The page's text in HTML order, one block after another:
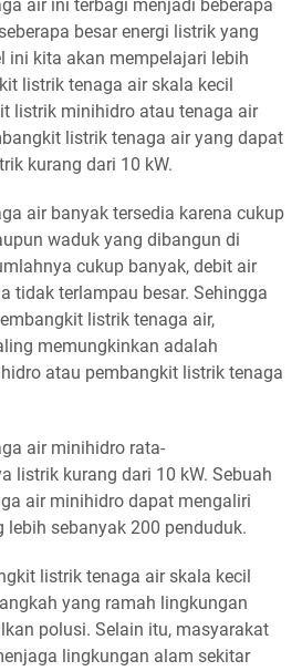
air ini terbagi menjadi beberapa
besar energi listrik yang
ini kita akan mempelajari lebih
listrik tenaga air skala kecil
listrik minihidro atau tenaga air
listrik tenaga air yang dapat
kurang dari 10 kW.
air banyak tersedia karena cukup
waduk yang dibangun di
cukup banyak, debit air
tidak terlampau besar. Sehingga
listrik tenaga air,
memungkinkan adalah
atau pembangkit listrik tenaga
air minihidro rata-
listrik kurang dari 10 kW. Sebuah
air minihidro dapat mengaliri
lebih sebanyak 200 penduduk.
listrik tenaga air skala kecil
yang ramah lingkungan
polusi. Selain itu, masyarakat
lingkungan alam sekitar